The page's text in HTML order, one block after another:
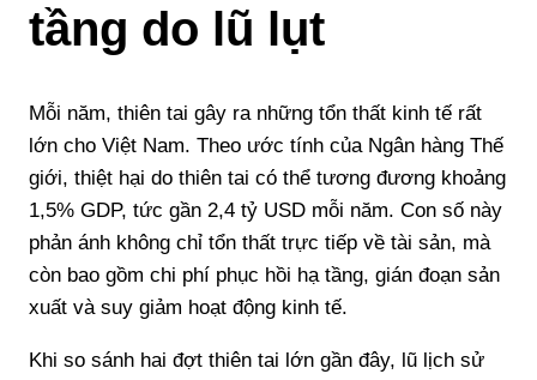
tầng do lũ lụt
Mỗi năm, thiên tai gây ra những tổn thất kinh tế rất
lớn cho Việt Nam. Theo ước tính của Ngân hàng Thế
giới, thiệt hại do thiên tai có thể tương đương khoảng
1,5% GDP, tức gần 2,4 tỷ USD mỗi năm. Con số này
phản ánh không chỉ tổn thất trực tiếp về tài sản, mà
còn bao gồm chi phí phục hồi hạ tầng, gián đoạn sản
xuất và suy giảm hoạt động kinh tế.
Khi so sánh hai đợt thiên tai lớn gần đây, lũ lịch sử